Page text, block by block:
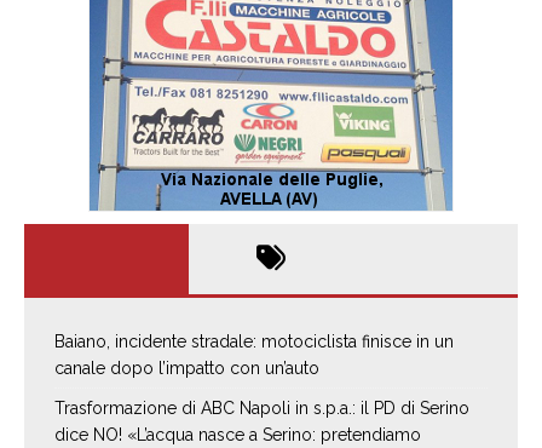
Baiano, incidente stradale: motociclista finisce in un
canale dopo l’impatto con un’auto
Trasformazione di ABC Napoli in s.p.a.: il PD di Serino
dice NO! «L’acqua nasce a Serino: pretendiamo